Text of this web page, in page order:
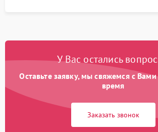
У Вас остались
Оставьте заявку, мы свяжемся с
время
Заказать звонок